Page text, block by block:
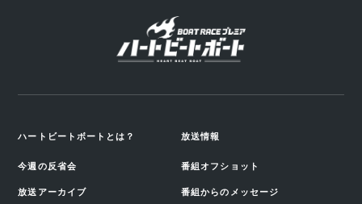
ハートビートボートとは？ 放送情報
今週の反省会 番組オフショット
放送アーカイブ 番組からのメッセージ